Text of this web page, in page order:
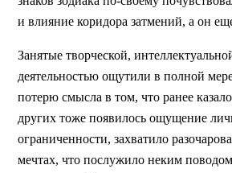
и влияние коридора затмений, а он
Занятые творческой,
деятельностью ощутили в полной
потерю смысла в том, что ранее
других тоже появилось ощущение
ограниченности, захватило
мечтах, что послужило неким